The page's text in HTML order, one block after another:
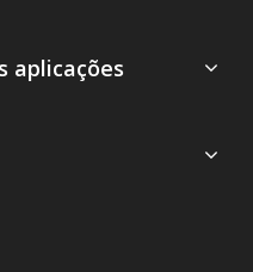
aplicações